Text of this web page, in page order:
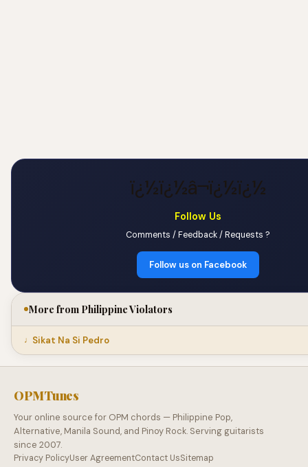
ï¿½ï¿½â¬ï¿½ï¿½
Follow Us
Comments / Feedback / Requests ?
Follow us on Facebook
More from Philippine Violators
Sikat Na Si Pedro
OPMTunes
Your online source for OPM chords — Philippine Pop,
Alternative, Manila Sound, and Pinoy Rock. Serving guitarists
since 2007.
Privacy PolicyUser AgreementContact UsSitemap